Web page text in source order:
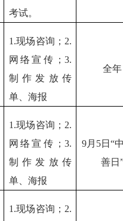
考试。
1.现场咨询；2.
网络宣传；3.
制作发放传
单、海报
全年
1.现场咨询；2.
网络宣传；3.
制作发放传
单、海报
9月5日“
善日
1.现场咨询；2.